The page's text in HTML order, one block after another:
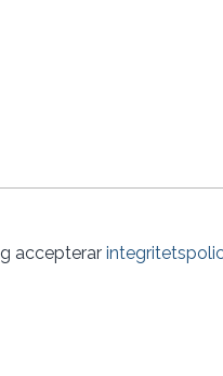
accepterar